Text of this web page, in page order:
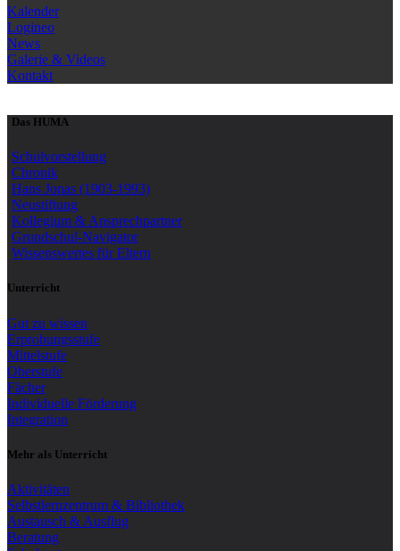
Kalender
Logineo
News
Galerie & Videos
Kontakt
Das HUMA
Schulvorstellung
Chronik
Hans Jonas (1903-1993)
Neustiftung
Kollegium & Ansprechpartner
Grundschul-Navigator
Wissenswertes für Eltern
Unterricht
Gut zu wissen
Erprobungsstufe
Mittelstufe
Oberstufe
Fächer
Individuelle Förderung
Integration
Mehr als Unterricht
Aktivitäten
Selbstlernzentrum & Bibliothek
Austausch & Ausflug
Beratung